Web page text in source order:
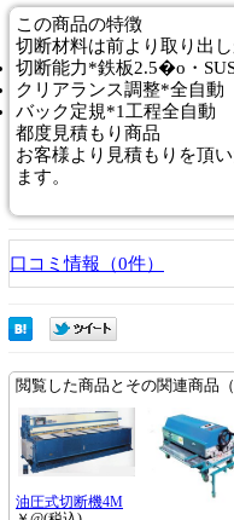
この商品の特徴
切断材料は前より取り出
切断能力*鉄板2.5�o・
クリアランス調整*全自動
バック定規*1工程全自動
都度見積もり商品
お客様より見積もりを頂
ます。
口コミ情報（0件）